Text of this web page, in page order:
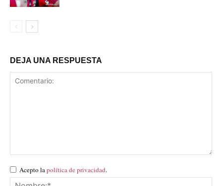
DEJA UNA RESPUESTA
Acepto lapolítica de privacidad.